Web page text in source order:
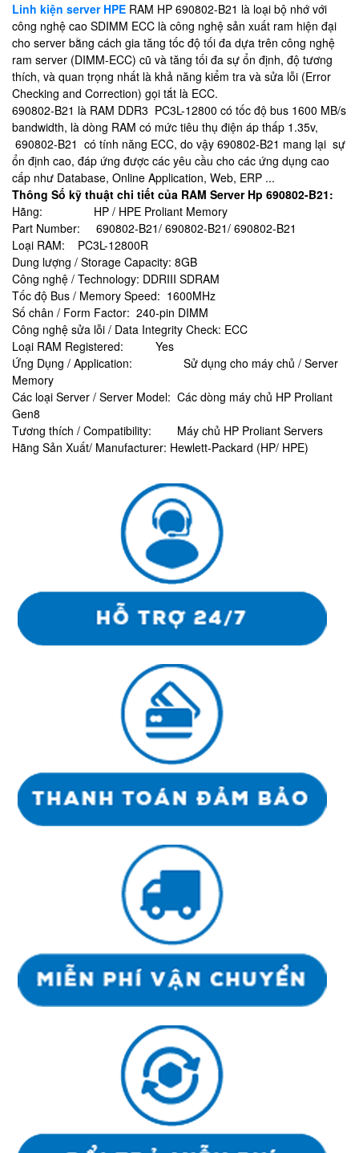
Linh kiện server HPE RAM HP 690802-B21 là loại bộ nhớ với
công nghệ cao SDIMM ECC là công nghệ sản xuất ram hiện đại
cho server bằng cách gia tăng tốc độ tối đa dựa trên công nghệ
ram server (DIMM-ECC) cũ và tăng tối đa sự ổn định, độ tương
thích, và quan trọng nhất là khả năng kiểm tra và sửa lỗi (Error
Checking and Correction) gọi tắt là ECC.
690802-B21 là RAM DDR3 PC3L-12800 có tốc độ bus 1600 MB/s
bandwidth, là dòng RAM có mức tiêu thụ điện áp thấp 1.35v,
690802-B21 có tính năng ECC, do vậy 690802-B21 mang lại sự
ổn định cao, đáp ứng được các yêu cầu cho các ứng dụng cao
cấp như Database, Online Application, Web, ERP ...
Thông Số kỹ thuật chi tiết của RAM Server Hp 690802-B21:
Hãng: HP / HPE Proliant Memory
Part Number: 690802-B21/ 690802-B21/ 690802-B21
Loại RAM: PC3L-12800R
Dung lượng / Storage Capacity: 8GB
Công nghệ / Technology: DDRIII SDRAM
Tốc độ Bus / Memory Speed: 1600MHz
Số chân / Form Factor: 240-pin DIMM
Công nghệ sửa lỗi / Data Integrity Check: ECC
Loại RAM Registered: Yes
Ứng Dụng / Application: Sử dụng cho máy chủ / Server
Memory
Các loại Server / Server Model: Các dòng máy chủ HP Proliant
Gen8
Tương thích / Compatibility: Máy chủ HP Proliant Servers
Hãng Sản Xuất/ Manufacturer: Hewlett-Packard (HP/ HPE)